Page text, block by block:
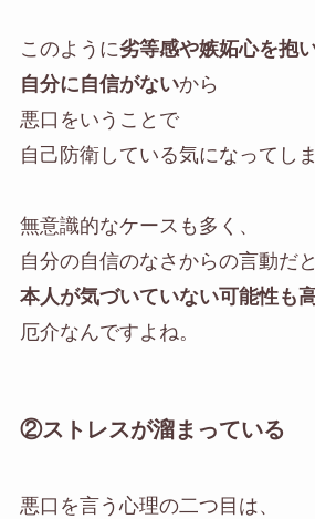
このように劣等感や嫉妬心を抱
自分に自信がないから
悪口をいうことで
自己防衛している気になってし
無意識的なケースも多く、
自分の自信のなさからの言動だと
本人が気づいていない可能性も
厄介なんですよね。
②ストレスが溜まっている
悪口を言う心理の二つ目は、